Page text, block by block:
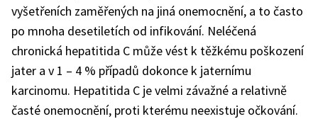
vyšetřeních zaměřených na jiná onemocnění, a to často
po mnoha desetiletích od infikování. Neléčená
chronická hepatitida C může vést k těžkému poškození
jater a v 1 – 4 % případů dokonce k jaternímu
karcinomu. Hepatitida C je velmi závažné a relativně
časté onemocnění, proti kterému neexistuje očkování.